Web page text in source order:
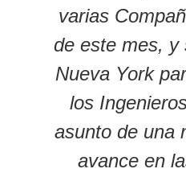
varias
de este mes, y
Nueva York
los
asunto de una
avance en